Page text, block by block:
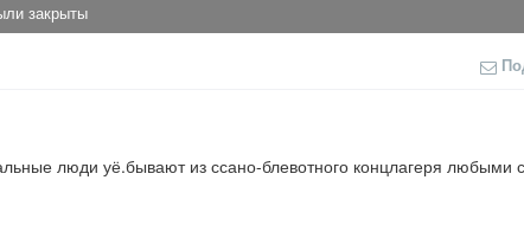
закрыты
люди уё.бывают из ссано-блевотного концлагеря любыми